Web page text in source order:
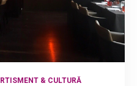
& CULTURĂ